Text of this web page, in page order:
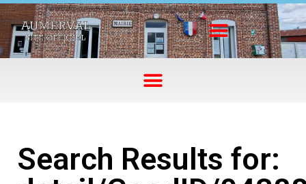
Search Results for: